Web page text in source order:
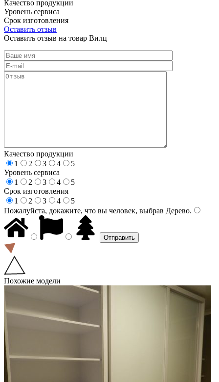
Качество продукции
Уровень сервиса
Срок изготовления
Оставить отзыв
Оставить отзыв на товар Вилц
Качество продукции
1
2 3 4
5
Уровень сервиса
1
2 3 4
5
Срок изготовления
1
2 3 4
5
Пожалуйста, докажите, что вы человек, выбрав Дерево.
Похожие модели